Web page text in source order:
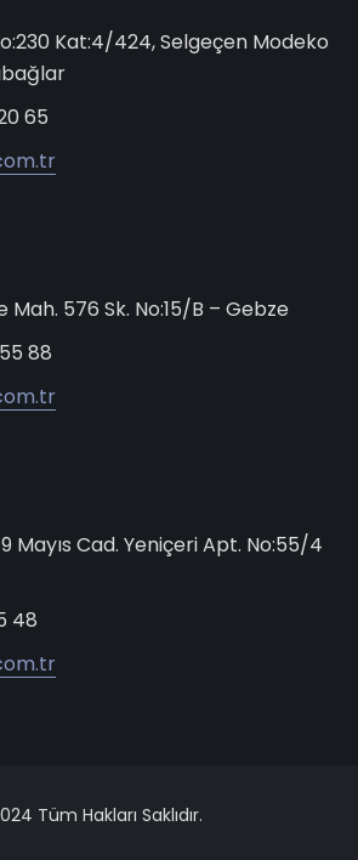
Kat:4/424, Selgeçen Modeko
65
Mah. 576 Sk. No:15/B – Gebze
88
Mayıs Cad. Yeniçeri Apt. No:55/4
48
Tüm Hakları Saklıdır.